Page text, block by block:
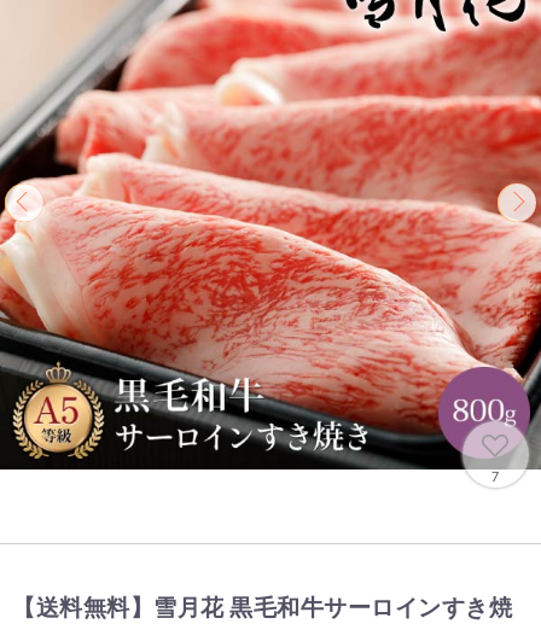
7
【送料無料】雪月花 黒毛和牛サーロインすき焼